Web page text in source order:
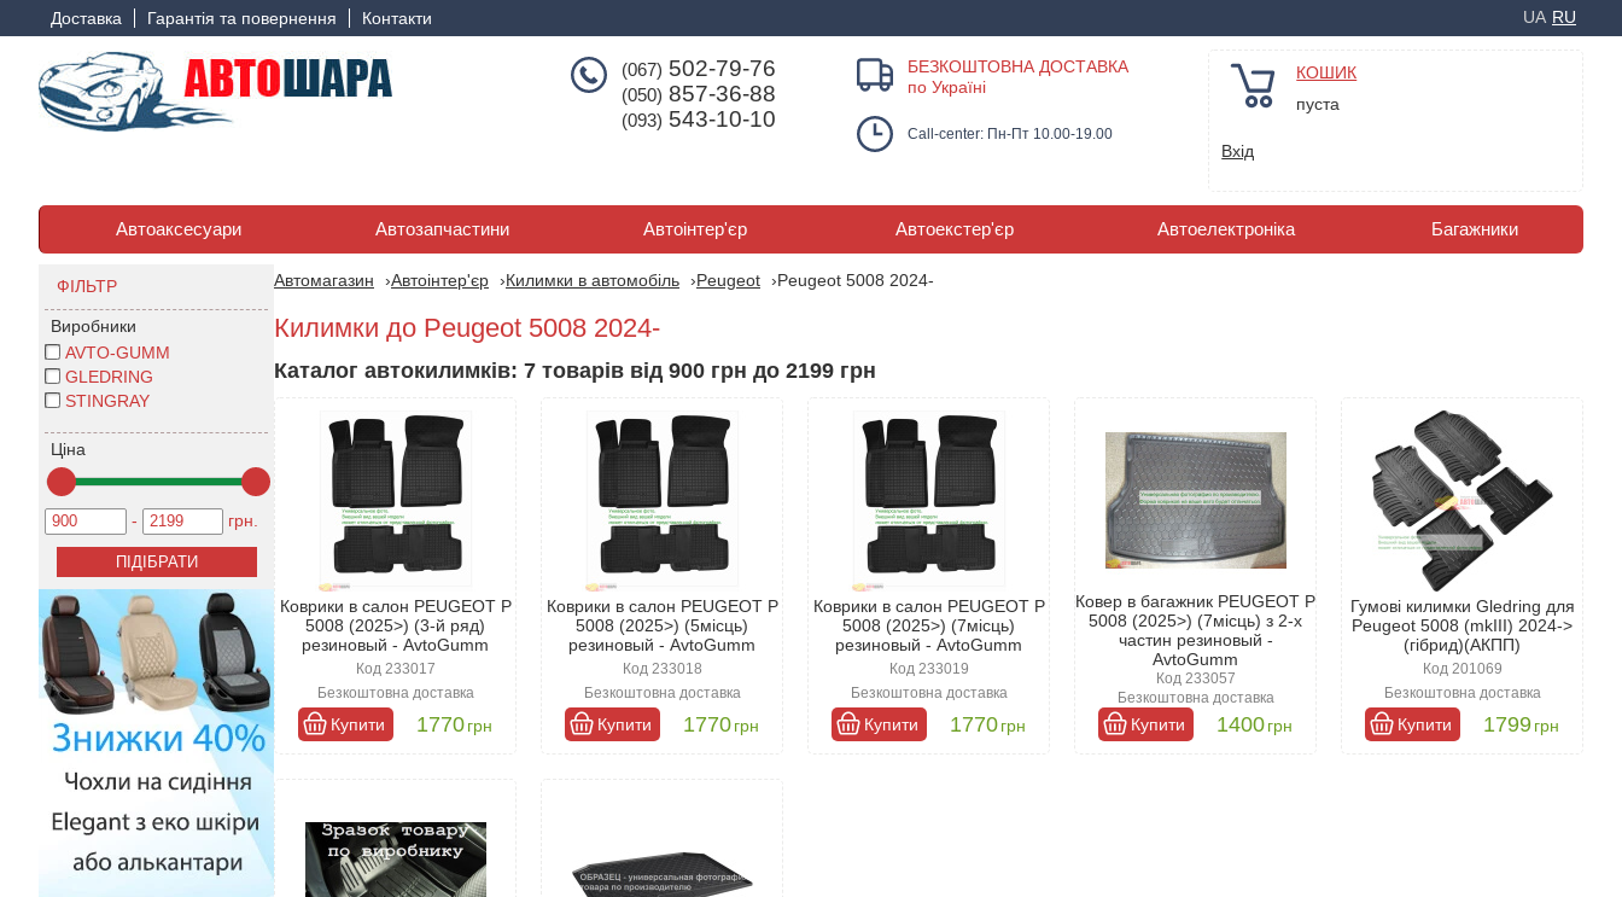
Доставка Гарантія та повернення Контакти UA RU
(067) 502-79-76
(050) 857-36-88
(093) 543-10-10
БЕЗКОШТОВНА ДОСТАВКА
по Україні
Call-center: Пн-Пт 10.00-19.00
КОШИК
пуста
Вхід
Автоаксесуари Автозапчастини Автоінтер'єр Автоекстер'єр Автоелектроніка Багажники
ФІЛЬТР
Виробники
AVTO-GUMM
GLEDRING
STINGRAY
Ціна
- грн.
Автомагазин Автоінтер'єр Килимки в автомобіль Peugeot Peugeot 5008 2024-
Килимки до Peugeot 5008 2024-
Каталог автокилимків: 7 товарів від 900 грн до 2199 грн
Коврики в салон PEUGEOT P
5008 (2025>) (3-й ряд)
резиновый - AvtoGumm
Код 233017
Безкоштовна доставка
Купити 1770грн
Коврики в салон PEUGEOT P
5008 (2025>) (5місць)
резиновый - AvtoGumm
Код 233018
Безкоштовна доставка
Купити 1770грн
Коврики в салон PEUGEOT P
5008 (2025>) (7місць)
резиновый - AvtoGumm
Код 233019
Безкоштовна доставка
Купити 1770грн
Ковер в багажник PEUGEOT P
5008 (2025>) (7місць) з 2-х
частин резиновый -
AvtoGumm
Код 233057
Безкоштовна доставка
Купити 1400грн
Гумові килимки Gledring для
Peugeot 5008 (mkIII) 2024->
(гібрид)(АКПП)
Код 201069
Безкоштовна доставка
Купити 1799грн